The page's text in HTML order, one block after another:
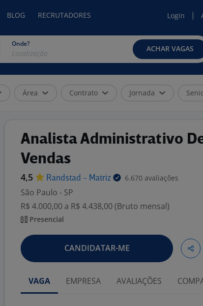
BLOG RECRUTADORES Login
Onde?
ACHAR VAGAS
Área Contrato Jornada
Analista Administrativo
Vendas
4,5 Randstad - Matriz 6.670 avaliações
São Paulo - SP
R$ 4.000,00 a R$ 4.438,00 (Bruto mensal)
Presencial
CANDIDATAR-ME
VAGA EMPRESA AVALIAÇÕES